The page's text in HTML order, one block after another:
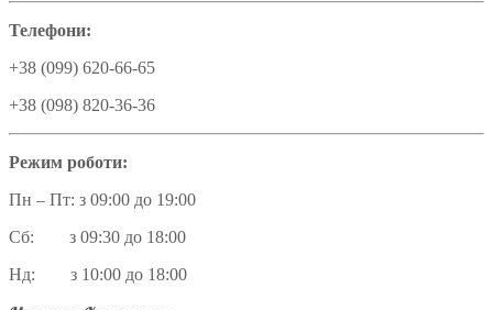
Телефони:
+38 (099) 620-66-65
+38 (098) 820-36-36
Режим роботи:
Пн – Пт: з 09:00 до 19:00
Сб: з 09:30 до 18:00
Нд: з 10:00 до 18:00